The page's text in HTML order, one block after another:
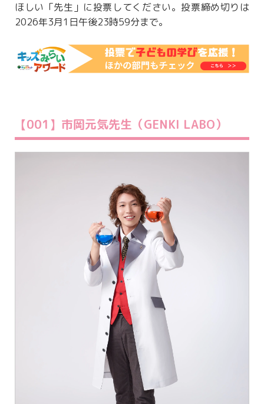
ほしい「先生」に投票してください。投票締め切りは
2026年3月1日午後23時59分まで。
【001】市岡元気先生（GENKI LABO）